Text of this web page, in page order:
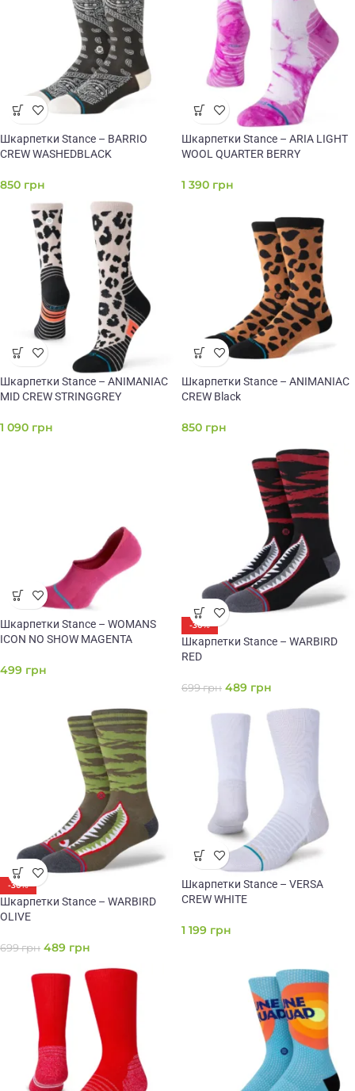
Шкарпетки Stance – BARRIO
CREW WASHEDBLACK
850 грн
Шкарпетки Stance – ARIA LIGHT
WOOL QUARTER BERRY
1 390 грн
Шкарпетки Stance – ANIMANIAC
MID CREW STRINGGREY
1 090 грн
Шкарпетки Stance – ANIMANIAC
CREW Black
850 грн
Шкарпетки Stance – WOMANS
ICON NO SHOW MAGENTA
499 грн
-30%
Шкарпетки Stance – WARBIRD
RED
699грн 489 грн
-30%
Шкарпетки Stance – WARBIRD
OLIVE
699грн 489 грн
Шкарпетки Stance – VERSA
CREW WHITE
1 199 грн